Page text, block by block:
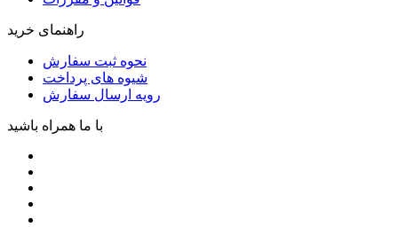
راهنمای خرید
نحوه ثبت سفارش
شیوه های پرداخت
رویه ارسال سفارش
با ما همراه باشید